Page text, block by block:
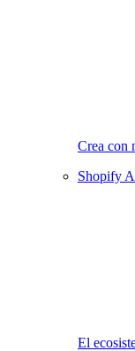
Crea con
Shopify
El